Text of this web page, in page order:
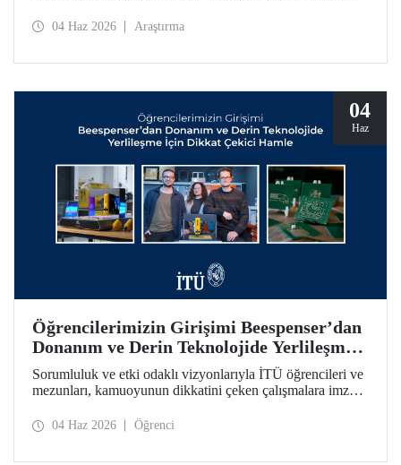
kapsamında 3 Haziran 2026’da İTÜ Süleyman Demirel
04 Haz 2026 Araştırma
04
Haz
Öğrencilerimizin Girişimi Beespenser’dan
Donanım ve Derin Teknolojide Yerlileşme
İçin Dikkat Çekici Hamle
Sorumluluk ve etki odaklı vizyonlarıyla İTÜ öğrencileri ve
mezunları, kamuoyunun dikkatini çeken çalışmalara imza
yolculuğunun somutlaşan örnekleri arasında Beespenser de
04 Haz 2026 Öğrenci